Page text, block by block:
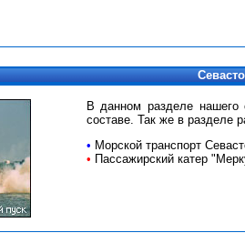
В данном разделе нашего
составе. Так же в разделе
• Морской транспорт
• Пассажирский катер